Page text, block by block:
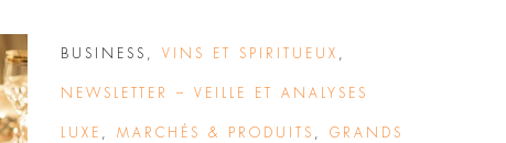
BUSINESS VINS ET SPIRITUEUX
NEWSLETTER – VEILLE ET ANALYSES
LUXE MARCHÉS & PRODUITS GRANDS